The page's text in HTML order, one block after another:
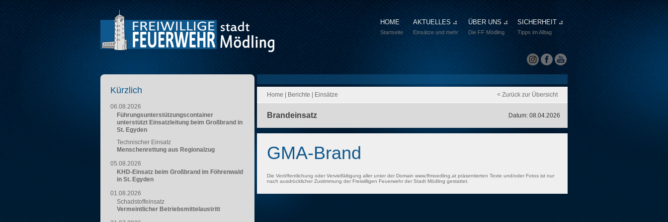
HOME
Startseite
AKTUELLES
Einsätze und mehr
ÜBER UNS
Die FF Mödling
SICHERHEIT
Tipps im Alltag
Home Berichte Einsätze < Zurück zur Übersicht
Brandeinsatz Datum: 08.04.2026
GMA-Brand
Die Veröffentlichung oder Vervielfältigung aller unter der Domain www.ffmoedling.at präsentierten Texte und/oder Fotos ist nur
nach ausdrücklicher Zustimmung der Freiwilligen Feuerwehr der Stadt Mödling gestattet.
Kürzlich
06.08.2026
Führungsunterstützungscontainer
unterstützt Einsatzleitung beim Großbrand in
St. Egyden
Technischer Einsatz
Menschenrettung aus Regionalzug
05.08.2026
KHD-Einsatz beim Großbrand im Föhrenwald
in St. Egyden
01.08.2026
Schadstoffeinsatz
Vermeintlicher Betriebsmittelaustritt